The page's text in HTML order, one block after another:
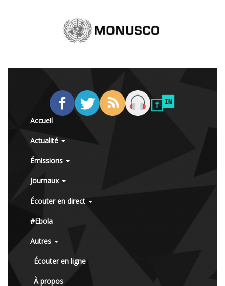
Accueil
Actualité
Émissions
Journaux
Écouter en direct
#Ebola
Autres
Écouter en ligne
À propos